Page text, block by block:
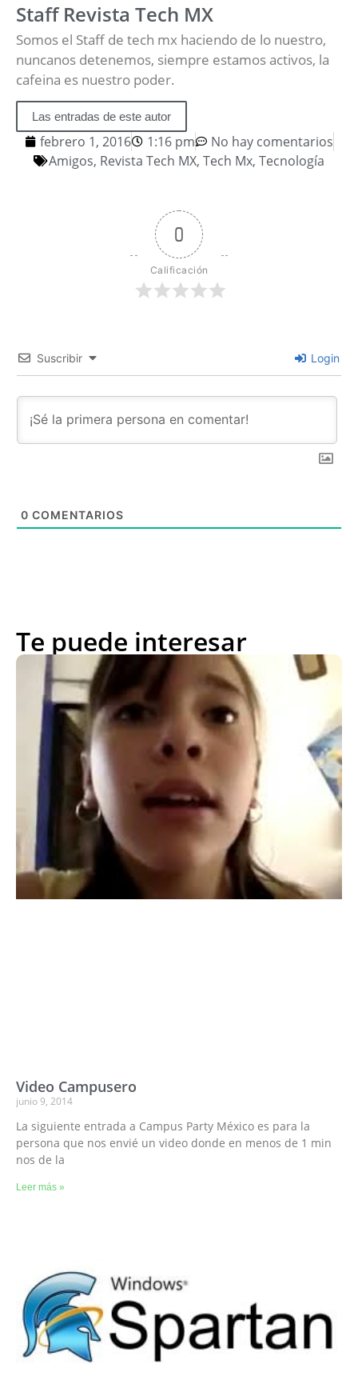
Staff Revista Tech MX
Somos el Staff de tech mx haciendo de lo nuestro,
nuncanos detenemos, siempre estamos activos, la
cafeina es nuestro poder.
Las entradas de este autor
febrero 1, 2016 1:16 pm
No hay comentarios
Amigos, Revista Tech MX, Tech Mx, Tecnología
0
Calificación
Suscribir Login
0 COMENTARIOS
Te puede interesar
Video Campusero
junio 9, 2014
La siguiente entrada a Campus Party México es para la
persona que nos envié un video donde en menos de 1 min
nos de la
Leer más »